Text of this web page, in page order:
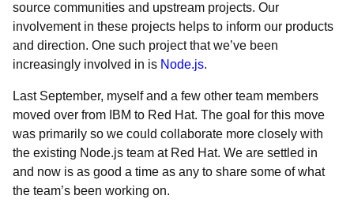
source communities and upstream projects. Our
involvement in these projects helps to inform our products
and direction. One such project that we’ve been
increasingly involved in is Node.js.
Last September, myself and a few other team members
moved over from IBM to Red Hat. The goal for this move
was primarily so we could collaborate more closely with
the existing Node.js team at Red Hat. We are settled in
and now is as good a time as any to share some of what
the team’s been working on.